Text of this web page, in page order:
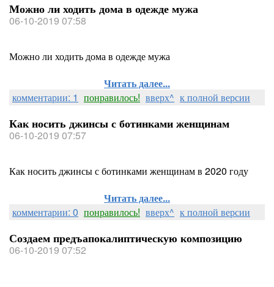
Можно ли ходить дома в одежде мужа
06-10-2019 07:58
Можно ли ходить дома в одежде мужа
Читать далее...
комментарии: 1 понравилось! вверх^ к полной версии
Как носить джинсы с ботинками женщинам
06-10-2019 07:57
Как носить джинсы с ботинками женщинам в 2020 году
Читать далее...
комментарии: 0 понравилось! вверх^ к полной версии
Создаем предъапокалиптическую композицию
06-10-2019 07:52